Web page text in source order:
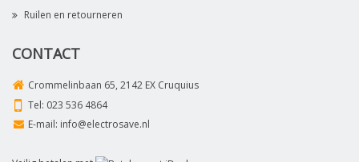
Ruilen en retourneren
CONTACT
Crommelinbaan 65, 2142 EX Cruquius
Tel: 023 536 4864
E-mail: info@electrosave.nl